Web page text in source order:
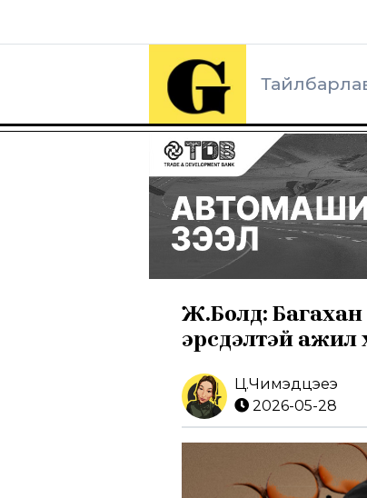
Ж.Болд: Багахан
эрсдэлтэй ажил
Ц.Чимэдцэеэ
2026-05-28